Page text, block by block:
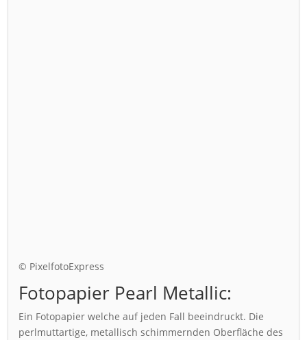
© PixelfotoExpress
Fotopapier Pearl Metallic:
Ein Fotopapier welche auf jeden Fall beeindruckt. Die
perlmuttartige, metallisch schimmernden Oberfläche des